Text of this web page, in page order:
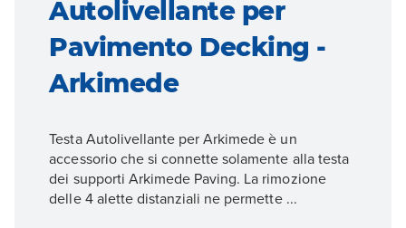
Autolivellante per
Pavimento Decking -
Arkimede
Testa Autolivellante per Arkimede è un
accessorio che si connette solamente alla testa
dei supporti Arkimede Paving. La rimozione
delle 4 alette distanziali ne permette ...